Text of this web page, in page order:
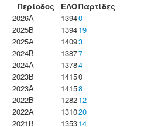
Περίοδος ΕΛΟΠαρτίδες
2026A
13940
2025B
139419
2025A
14093
2024B
13877
2024A
13784
2023B
14150
2023Α
14158
2022B
128212
2022A
131020
2021B
135314